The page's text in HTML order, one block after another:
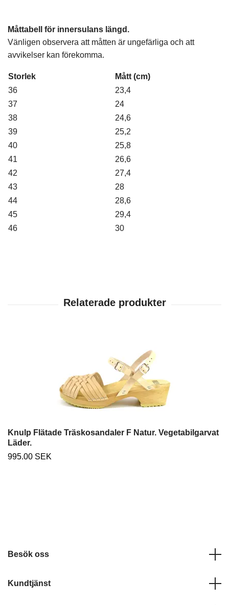
Måttabell för innersulans längd.
Vänligen observera att måtten är ungefärliga och att
avvikelser kan förekomma.
Storlek
Mått (cm)
36
23,4
37
24
38
24,6
39
25,2
40
25,8
41
26,6
42
27,4
43
28
44
28,6
45
29,4
46
30
Knulp Flätade Träskosandaler F Natur. Vegetabilgarvat
Läder.
995.00 SEK
Besök oss
Kundtjänst